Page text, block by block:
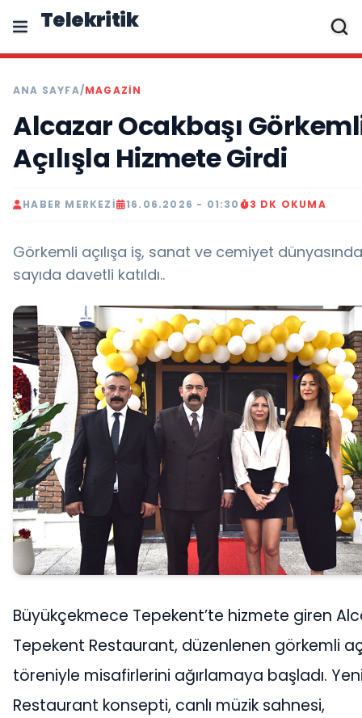
Telekritik
ANA SAYFA/MAGAZIN
Alcazar Ocakbaşı
Açılışla Hizmete Girdi
HABER MERKEZI 16.06.2026 - 01:30 3 DK OKUMA
Görkemli açılışa iş, sanat ve cemiyet
sayıda davetli katıldı..
Büyükçekmece Tepekent’te hizmete giren
Tepekent Restaurant, düzenlenen görkemli
töreniyle misafirlerini ağırlamaya başladı.
Restaurant konsepti, canlı müzik sahnesi,